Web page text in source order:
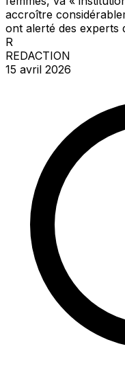
accroître
ont alerté des experts
R
REDACTION
15 avril 2026